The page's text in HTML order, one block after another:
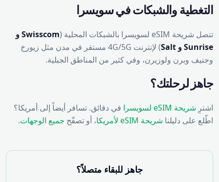
التغطية والشبكات في سويسرا
تتصل شريحة eSIM لسويسرا بالشبكات المحلية (
Swisscom و
Sunrise و Salt
) لإنترنت 4G/5G مستقر في مدن مثل زيورخ
وجنيف وبرن ولوزيرن، وفي كثير من المناطق الجبلية.
جاهز لرحلتك؟
اشترِ شريحة eSIM لسويسرا
في دقائق. تسافر أيضاً إلى أمريكا؟
اطّلع على دليلنا شريحة eSIM لأمريكا ، أو تصفّح جميع الوجهات.
جاهز للبقاء متصلاً؟